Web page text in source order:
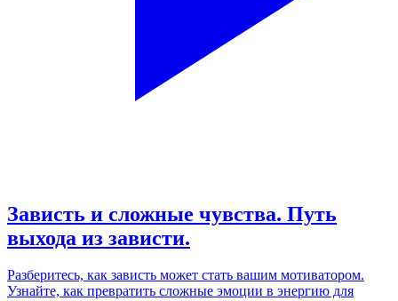
Зависть и сложные чувства. Путь
выхода из зависти.
Разберитесь, как зависть может стать вашим мотиватором.
Узнайте, как превратить сложные эмоции в энергию для